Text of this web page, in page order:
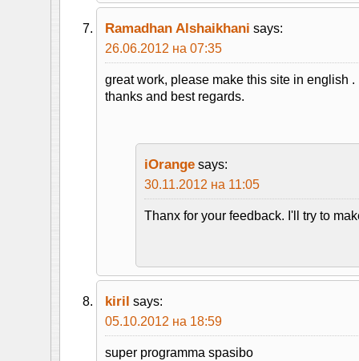
Ramadhan Alshaikhani says:
26.06.2012 на 07:35
great work, please make this site in english .
thanks and best regards.
iOrange says:
30.11.2012 на 11:05
Thanx for your feedback. I'll try to
kiril says:
05.10.2012 на 18:59
super programma spasibo